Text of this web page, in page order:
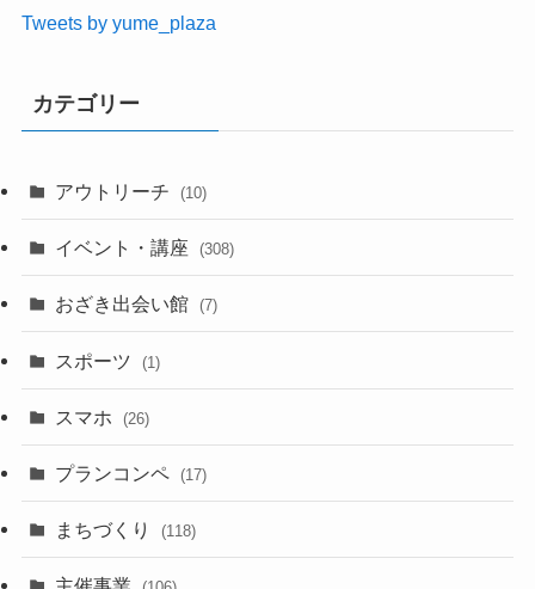
Tweets by yume_plaza
カテゴリー
アウトリーチ (10)
イベント・講座 (308)
おざき出会い館 (7)
スポーツ (1)
スマホ (26)
プランコンペ (17)
まちづくり (118)